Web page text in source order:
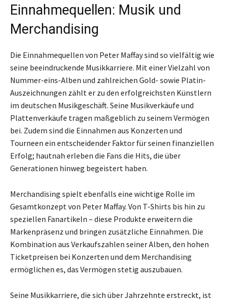
Einnahmequellen: Musik und
Merchandising
Die Einnahmequellen von Peter Maffay sind so vielfältig wie
seine beeindruckende Musikkarriere. Mit einer Vielzahl von
Nummer-eins-Alben und zahlreichen Gold- sowie Platin-
Auszeichnungen zählt er zu den erfolgreichsten Künstlern
im deutschen Musikgeschäft. Seine Musikverkäufe und
Plattenverkäufe tragen maßgeblich zu seinem Vermögen
bei. Zudem sind die Einnahmen aus Konzerten und
Tourneen ein entscheidender Faktor für seinen finanziellen
Erfolg; hautnah erleben die Fans die Hits, die über
Generationen hinweg begeistert haben.
Merchandising spielt ebenfalls eine wichtige Rolle im
Gesamtkonzept von Peter Maffay. Von T-Shirts bis hin zu
speziellen Fanartikeln – diese Produkte erweitern die
Markenpräsenz und bringen zusätzliche Einnahmen. Die
Kombination aus Verkaufszahlen seiner Alben, den hohen
Ticketpreisen bei Konzerten und dem Merchandising
ermöglichen es, das Vermögen stetig auszubauen.
Seine Musikkarriere, die sich über Jahrzehnte erstreckt, ist